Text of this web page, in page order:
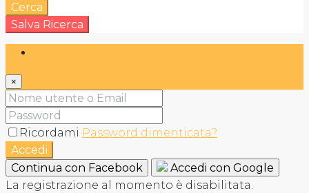
Cerca
Salva Ricerca
×
Ricordami Password dimenticata?
Accedi
Continua con Facebook
Accedi con Google
La registrazione al momento è disabilitata.